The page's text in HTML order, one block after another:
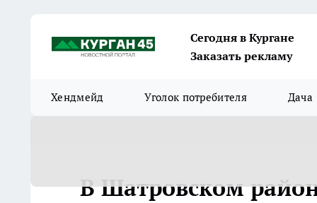
Сегодня в Кургане
Заказать рекламу
Хендмейд Уголок потребителя Дача
В Шатровском